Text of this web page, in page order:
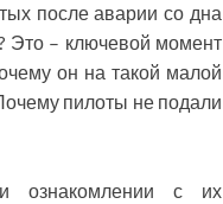
после аварии со дна
Это – ключевой момент
он на такой малой
пилоты не подали
ознакомлении с их